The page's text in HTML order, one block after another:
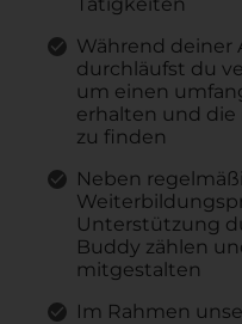
Während deiner
durchläufst du
um einen
erhalten und die
zu finden
Neben
Unterstützung
Buddy zählen
mitgestalten
Im Rahmen